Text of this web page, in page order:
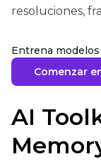
resoluciones,
Entrena
Comenzar
AI